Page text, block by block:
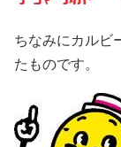
ちなみにカルビ
たものです。